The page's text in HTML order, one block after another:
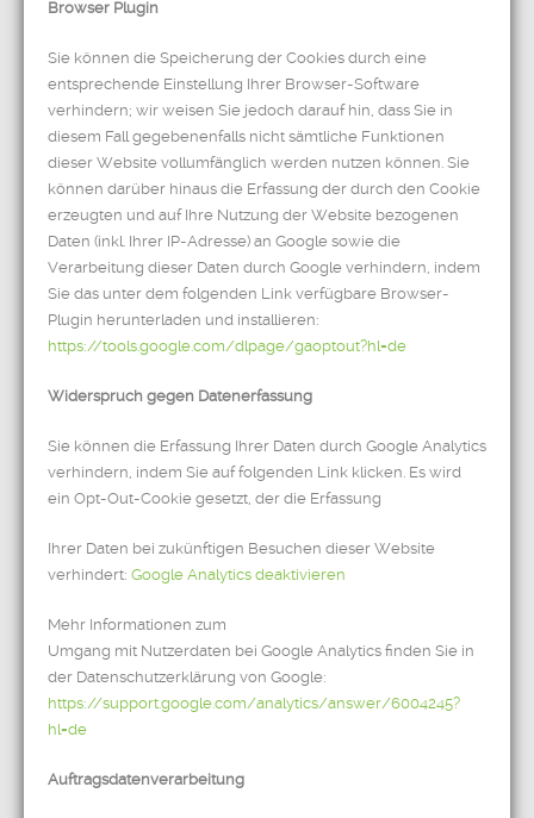
Browser Plugin
Sie können die Speicherung der Cookies durch eine
entsprechende Einstellung Ihrer Browser-Software
verhindern; wir weisen Sie jedoch darauf hin, dass Sie in
diesem Fall gegebenenfalls nicht sämtliche Funktionen
dieser Website vollumfänglich werden nutzen können. Sie
können darüber hinaus die Erfassung der durch den Cookie
erzeugten und auf Ihre Nutzung der Website bezogenen
Daten (inkl. Ihrer IP-Adresse) an Google sowie die
Verarbeitung dieser Daten durch Google verhindern, indem
Sie das unter dem folgenden Link verfügbare Browser-
Plugin herunterladen und installieren:
https://tools.google.com/dlpage/gaoptout?hl=de
Widerspruch gegen Datenerfassung
Sie können die Erfassung Ihrer Daten durch Google Analytics
verhindern, indem Sie auf folgenden Link klicken. Es wird
ein Opt-Out-Cookie gesetzt, der die Erfassung
Ihrer Daten bei zukünftigen Besuchen dieser Website
verhindert: Google Analytics deaktivieren
Mehr Informationen zum
Umgang mit Nutzerdaten bei Google Analytics finden Sie in
der Datenschutzerklärung von Google:
https://support.google.com/analytics/answer/6004245?
hl=de
Auftragsdatenverarbeitung